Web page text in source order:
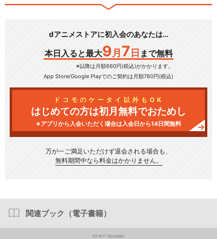
dアニメストアに初入会のあなたは…
本日入ると最大9 月 7 日 まで無料
※以降は月額660円(税込)がかかります。
App Store/Google Playでのご契約は月額760円(税込)
ドコモのケータイ以外もOK
はじめての方は初月無料でおためし
※アプリから入会いただく場合は入会日から14日間無料
万が一ご満足いただけず退会される場合も、
無料期間中なら料金はかかりません。
関連ブック（電子書籍）
(C) NTT DOCOMO